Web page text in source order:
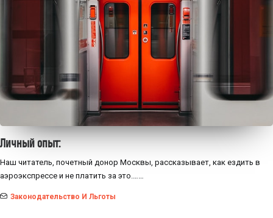
Личный опыт:
Наш читатель, почетный донор Москвы, рассказывает, как ездить в
аэроэкспрессе и не платить за это.……
Законодательство И Льготы